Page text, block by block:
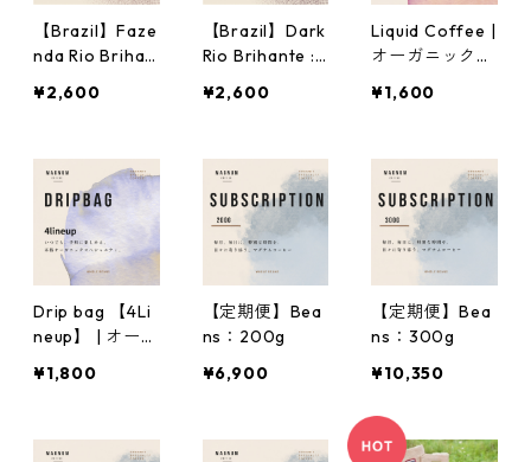
【Brazil】Faze
nda Rio Brihan
ガニック コー
¥2,600
【Brazil】Dark
Rio Brihante :
ック コーヒー
¥2,600
Liquid Coffee |
オーガニック
¥1,600
Drip bag 【4Li
neup】 | オーガ
プバッグ
¥1,800
【定期便】Bea
ns：200g
¥6,900
【定期便】Bea
ns：300g
¥10,350